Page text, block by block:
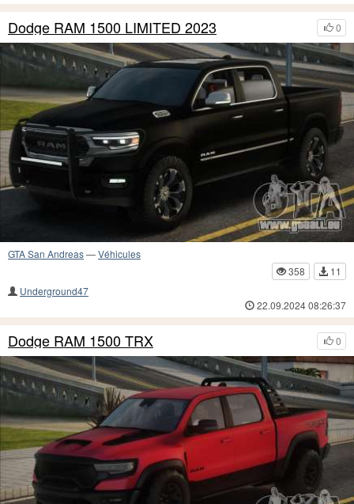
0
Dodge RAM 1500 LIMITED 2023
GTA San Andreas—Véhicules
358
11
Underground47
22.09.2024 08:26:37
0
Dodge RAM 1500 TRX